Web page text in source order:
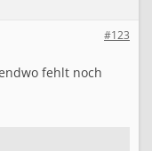
#123
fehlt noch